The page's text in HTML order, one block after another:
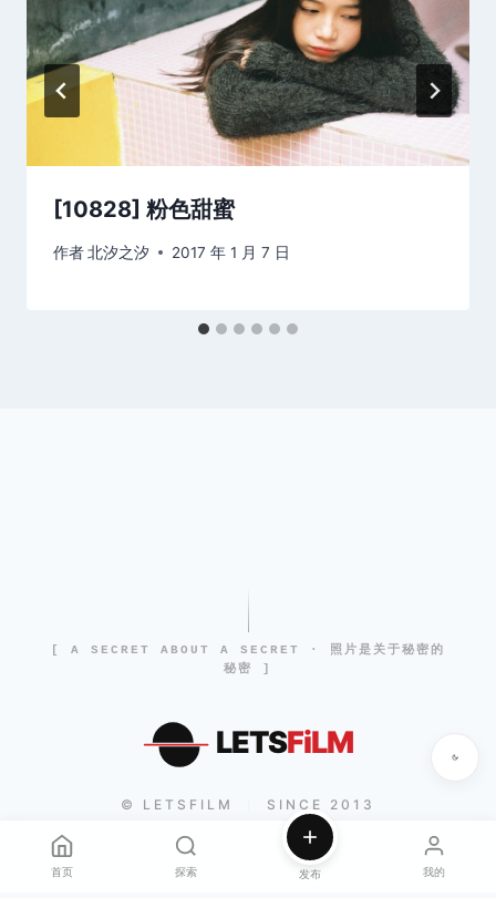
[10828] 粉色甜蜜
作者北汐之汐 2017 年 1 月 7 日
[ A SECRET ABOUT A SECRET · 照片是关于秘密的
秘密 ]
LETSFiLM
© LETSFILM SINCE 2013
首页 探索 发布 我的